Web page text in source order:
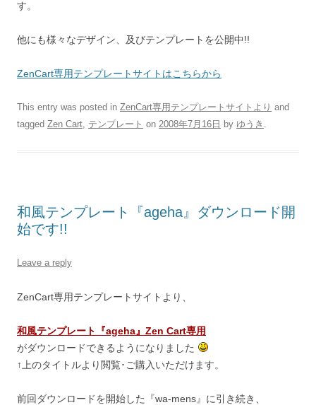
す。
他にも様々なデザイン、及びテンプレートを公開中!!
ZenCart専用テンプレートサイトはこちらから
This entry was posted in ZenCart専用テンプレートサイトより and
tagged Zen Cart, テンプレート on 2008年7月16日 by ゆうき .
和風テンプレート『ageha』ダウンロード開
始です!!
Leave a reply
ZenCart専用テンプレートサイトより、
和風テンプレート『ageha』Zen Cart専用
がダウンロードできるようになりました
↑上のタイトルより閲覧･ご購入いただけます。
前回ダウンロードを開始した『wa-mens』に引き続き、